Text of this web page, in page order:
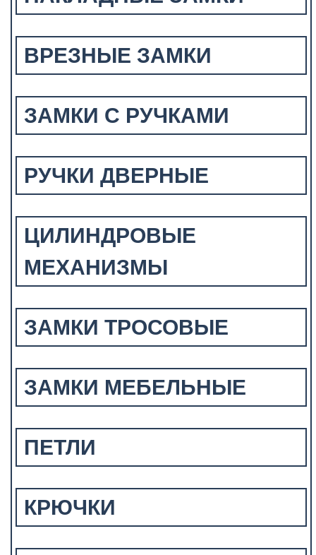
ВРЕЗНЫЕ ЗАМКИ
ЗАМКИ С РУЧКАМИ
РУЧКИ ДВЕРНЫЕ
ЦИЛИНДРОВЫЕ
МЕХАНИЗМЫ
ЗАМКИ ТРОСОВЫЕ
ЗАМКИ МЕБЕЛЬНЫЕ
ПЕТЛИ
КРЮЧКИ